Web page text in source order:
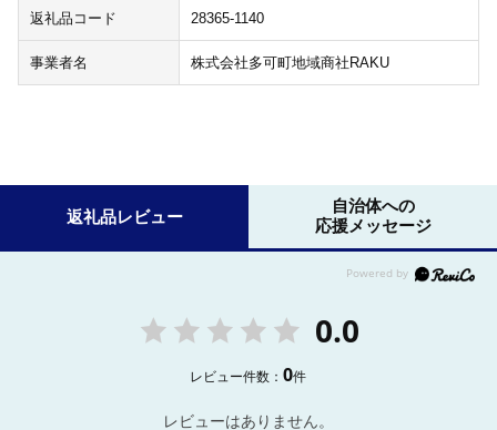
返礼品コード 28365-1140
事業者名 株式会社多可町地域商社RAKU
返礼品レビュー
自治体への
応援メッセージ
0.0
レビュー件数：0件
レビューはありません。